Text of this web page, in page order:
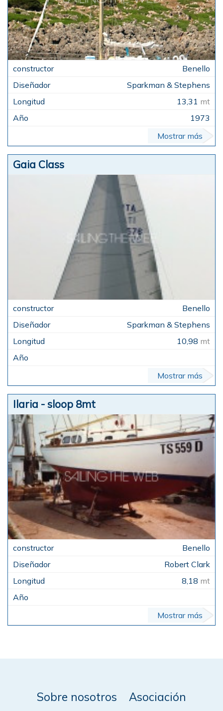
Benello
Sparkman & Stephens
13,31 mt
1973
Mostrar más
Gaia Class
Benello
Sparkman & Stephens
10,98 mt
Mostrar más
Ilaria - sloop 8mt
Benello
Robert Clark
8,18 mt
Mostrar más
Sobre nosotros Asociación